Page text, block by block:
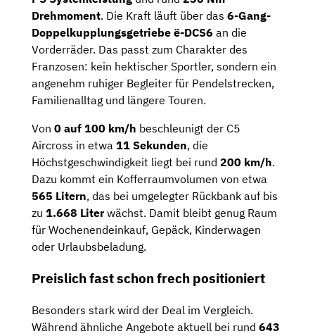
Drehmoment. Die Kraft läuft über das 6-Gang-
Doppelkupplungsgetriebe ë-DCS6 an die
Vorderräder. Das passt zum Charakter des
Franzosen: kein hektischer Sportler, sondern ein
angenehm ruhiger Begleiter für Pendelstrecken,
Familienalltag und längere Touren.
Von 0 auf 100 km/h beschleunigt der C5
Aircross in etwa 11 Sekunden, die
Höchstgeschwindigkeit liegt bei rund 200 km/h.
Dazu kommt ein Kofferraumvolumen von etwa
565 Litern, das bei umgelegter Rückbank auf bis
zu 1.668 Literwächst. Damit bleibt genug Raum
für Wochenendeinkauf, Gepäck, Kinderwagen
oder Urlaubsbeladung.
Preislich fast schon frech positioniert
Besonders stark wird der Deal im Vergleich.
Während ähnliche Angebote aktuell bei rund 643